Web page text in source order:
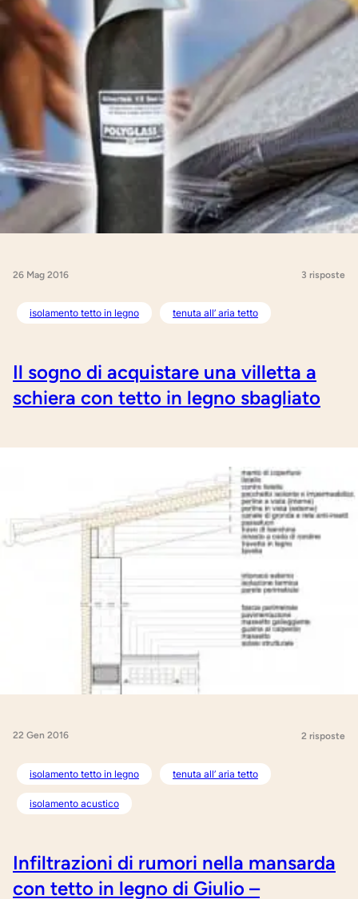
26 Mag 2016 3 risposte
isolamento tetto in legno tenuta all’ aria tetto
Il sogno di acquistare una villetta a
schiera con tetto in legno sbagliato
22 Gen 2016 2 risposte
isolamento tetto in legno tenuta all’ aria tetto
isolamento acustico
Infiltrazioni di rumori nella mansarda
con tetto in legno di Giulio –